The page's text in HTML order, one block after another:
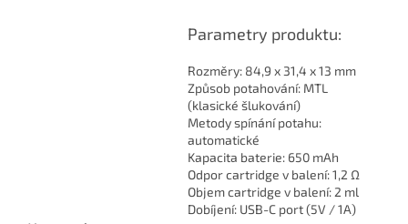
Parametry produktu:
Rozměry: 84,9 x 31,4 x 13 mm
Způsob potahování: MTL
(klasické šlukování)
Metody spínání potahu:
automatické
Kapacita baterie: 650 mAh
Odpor cartridge v balení: 1,2 Ω
Objem cartridge v balení: 2 ml
Dobíjení: USB-C port (5V / 1A)